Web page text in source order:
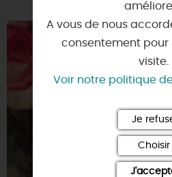
A vous de nous
consentement pour
visite.
Voir notre politique
Je
Choisir